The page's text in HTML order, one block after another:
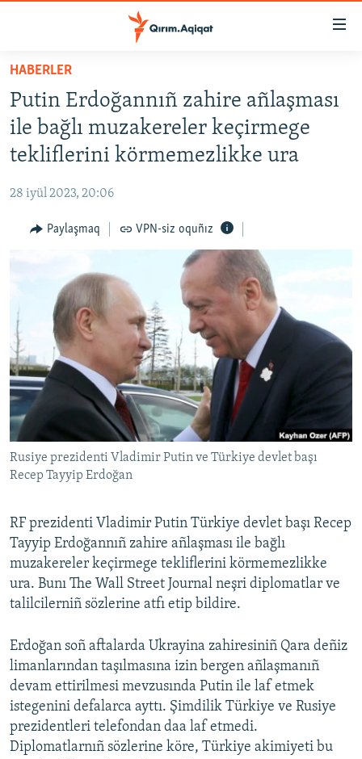
Esas
qaytmaq
Baş
navigatsiyağa
qaytmaq
Qıdıruvğa
qaytmaq
SİYASET
İQTİSADİYAT
MEDENİYET
İNSAN AQLARI
BLOGLAR
FİKİR
Русский
Українською
QOŞULIÑIZ!
RFE/RS bütün saytları
HABERLER
Putin Erdoğannıñ zahire añlaşması
ile bağlı muzakereler keçirmege
tekliflerini körmemezlikke ura
28 iyül 2023, 20:06
Paylaşmaq VPN-siz oquñız
Rusiye prezidenti Vladimir Putin ve Türkiye devlet başı
Recep Tayyip Erdoğan
RF prezidenti Vladimir Putin Türkiye devlet başı Recep
Tayyip Erdoğannıñ zahire añlaşması ile bağlı
muzakereler keçirmege tekliflerini körmemezlikke
ura. Bunı The Wall Street Journal neşri diplomatlar ve
talilcilerniñ sözlerine atfı etip bildire.
Erdoğan soñ aftalarda Ukrayina zahiresiniñ Qara deñiz
limanlarından taşılmasına izin bergen añlaşmanıñ
devam ettirilmesi mevzusında Putin ile laf etmek
istegenini defalarca ayttı. Şimdilik Türkiye ve Rusiye
prezidentleri telefondan daa laf etmedi.
Diplomatlarnıñ sözlerine köre, Türkiye akimiyeti bu